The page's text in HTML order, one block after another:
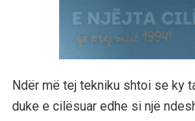
Ndër më tej tekniku shtoi se ky
duke e cilësuar edhe si një